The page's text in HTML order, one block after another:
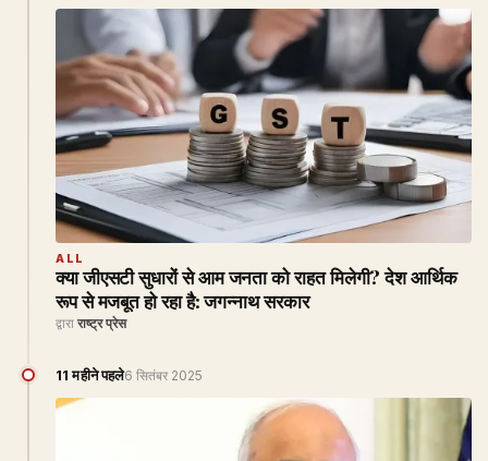
ALL
क्या जीएसटी सुधारों से आम जनता को राहत मिलेगी? देश आर्थिक
रूप से मजबूत हो रहा है: जगन्नाथ सरकार
द्वारा राष्ट्र प्रेस
11 महीने पहले6 सितंबर 2025